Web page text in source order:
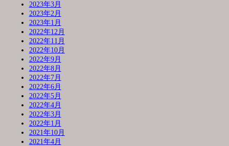
2023年3月
2023年2月
2023年1月
2022年12月
2022年11月
2022年10月
2022年9月
2022年8月
2022年7月
2022年6月
2022年5月
2022年4月
2022年3月
2022年1月
2021年10月
2021年4月